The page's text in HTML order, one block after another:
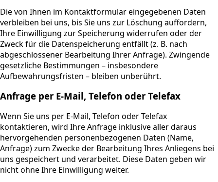
Die von Ihnen im Kontaktformular eingegebenen Daten
verbleiben bei uns, bis Sie uns zur Löschung auffordern,
Ihre Einwilligung zur Speicherung widerrufen oder der
Zweck für die Datenspeicherung entfällt (z. B. nach
abgeschlossener Bearbeitung Ihrer Anfrage). Zwingende
gesetzliche Bestimmungen – insbesondere
Aufbewahrungsfristen – bleiben unberührt.
Anfrage per E-Mail, Telefon oder Telefax
Wenn Sie uns per E-Mail, Telefon oder Telefax
kontaktieren, wird Ihre Anfrage inklusive aller daraus
hervorgehenden personenbezogenen Daten (Name,
Anfrage) zum Zwecke der Bearbeitung Ihres Anliegens bei
uns gespeichert und verarbeitet. Diese Daten geben wir
nicht ohne Ihre Einwilligung weiter.